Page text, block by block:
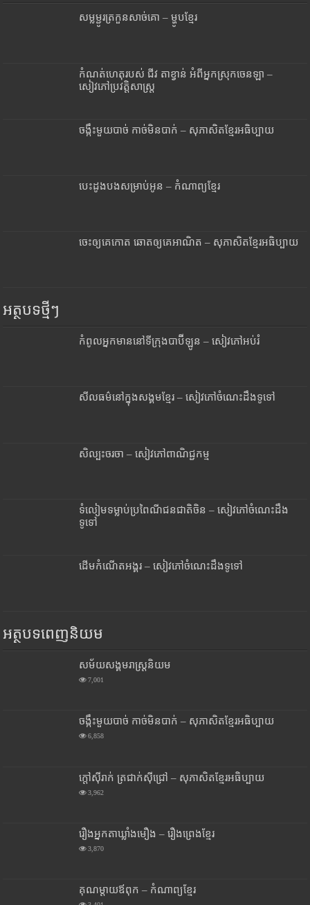
សម្លម្ជូរត្រកួនសាច់គោ – ម្ហូបខ្មែរ
កំណត់ហេតុរបស់ ជីវ តាខ្វាន់ អំពីអ្នកស្រុកចេនឡា –
សៀវភៅប្រវត្តិសាស្រ្ត
ចង្កឹះមួយបាច់ កាច់មិនបាក់ – សុភាសិតខ្មែរអធិប្បាយ
បេះដូងបងសម្រាប់អូន – កំណាព្យខ្មែរ
ចេះឲ្យគេកោត ឆោតឲ្យគេអាណិត – សុភាសិតខ្មែរអធិប្បាយ
អត្ថបទថ្មីៗ
កំពូលអ្នកមាននៅទីក្រុងបាប៊ីឡូន – សៀវភៅអប់រំ
សីលធម៌នៅក្នុងសង្គមខ្មែរ – សៀវភៅចំណេះដឹងទូទៅ
សិល្បះចរចា – សៀវភៅពាណិជ្ជកម្ម
ទំលៀមទម្លាប់ប្រពៃណីជនជាតិចិន – សៀវភៅចំណេះដឹង
ទូទៅ
ដើមកំណើតអង្គរ – សៀវភៅចំណេះដឹងទូទៅ
អត្ថបទពេញនិយម
សម័យសង្គមរាស្រ្តនិយម
7,001
ចង្កឹះមួយបាច់ កាច់មិនបាក់ – សុភាសិតខ្មែរអធិប្បាយ
6,858
ក្តៅស៊ីរាក់ ត្រជាក់ស៊ីជ្រៅ – សុភាសិតខ្មែរអធិប្បាយ
3,962
រឿងអ្នកតាឃ្លាំងមឿង – រឿងព្រេងខ្មែរ
3,870
គុណម្តាយឪពុក – កំណាព្យខ្មែរ